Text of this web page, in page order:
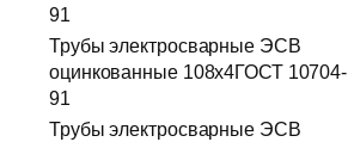
91
Трубы электросварные ЭСВ
оцинкованные 108х4ГОСТ 10704-
91
Трубы электросварные ЭСВ